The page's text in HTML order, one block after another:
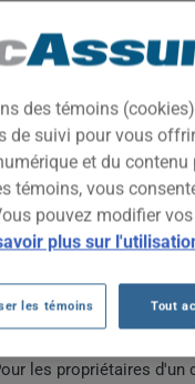
HABITATION
votre prime dépend
le code postal
à votre situation
obtenues par les
les propriétaires d'un
des témoins (cookies)
de suivi pour vous
et du contenu
témoins, vous
pouvez modifier
plus sur
les témoins Tout